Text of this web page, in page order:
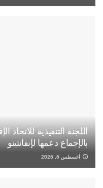
اللجنة التنفيذية للاتحاد
بالإجماع دعمها لإنفانتينو
أغسطس 6, 2026